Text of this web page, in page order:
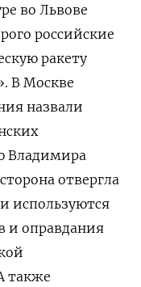
во Львове
российские
ракету
В Москве
назвали
Владимира
отвергла
используются
и оправдания
также